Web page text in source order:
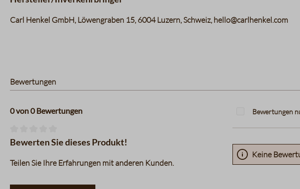
Carl Henkel GmbH, Löwengraben 15, ​​​​​​​6004 Luzern, Schweiz, hello@carlhenkel.com
Bewertungen
0 von 0 Bewertungen
Durchschnittliche Bewertung von 0 von 5 Sternen
Bewerten Sie dieses Produkt!
Teilen Sie Ihre Erfahrungen mit anderen Kunden.
Bewertungen
Keine